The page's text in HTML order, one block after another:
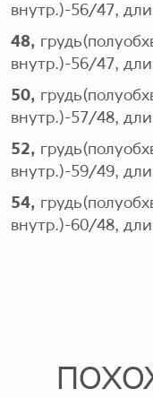
внутр.)-56/47,
48,
внутр.)-56/47,
50,
внутр.)-57/48,
52,
внутр.)-59/49,
54,
внутр.)-60/48,